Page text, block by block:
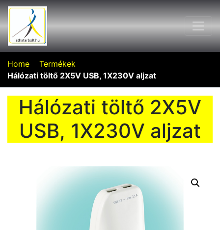
Home
Termékek
Hálózati töltő 2X5V USB, 1X230V aljzat
Hálózati töltő 2X5V
USB, 1X230V aljzat